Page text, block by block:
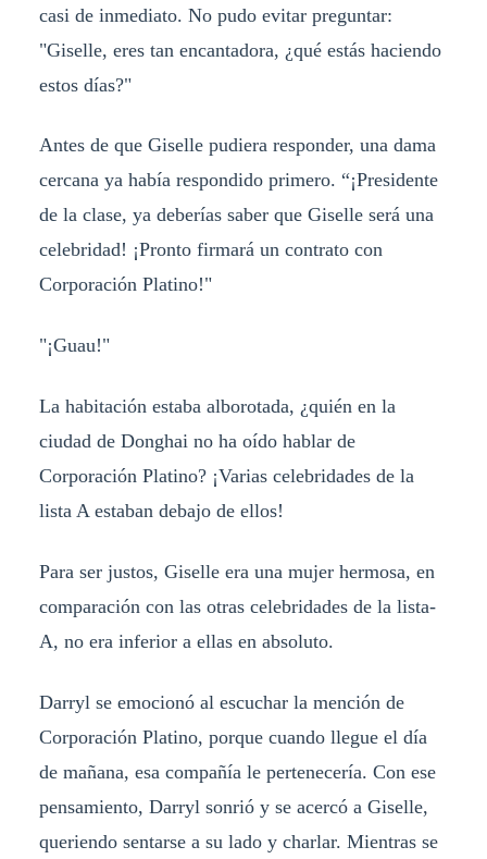
casi de inmediato. No pudo evitar preguntar:
"Giselle, eres tan encantadora, ¿qué estás haciendo
estos días?"
Antes de que Giselle pudiera responder, una dama
cercana ya había respondido primero. “¡Presidente
de la clase, ya deberías saber que Giselle será una
celebridad! ¡Pronto firmará un contrato con
Corporación Platino!"
"¡Guau!"
La habitación estaba alborotada, ¿quién en la
ciudad de Donghai no ha oído hablar de
Corporación Platino? ¡Varias celebridades de la
lista A estaban debajo de ellos!
Para ser justos, Giselle era una mujer hermosa, en
comparación con las otras celebridades de la lista-
A, no era inferior a ellas en absoluto.
Darryl se emocionó al escuchar la mención de
Corporación Platino, porque cuando llegue el día
de mañana, esa compañía le pertenecería. Con ese
pensamiento, Darryl sonrió y se acercó a Giselle,
queriendo sentarse a su lado y charlar. Mientras se